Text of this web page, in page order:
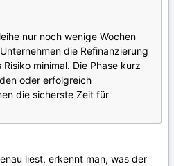
nur noch wenige Wochen
die Refinanzierung
minimal. Die Phase kurz
oder erfolgreich
die sicherste Zeit für
liest, erkennt man, was der